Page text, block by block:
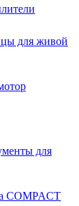
для живой
для
COMPACT